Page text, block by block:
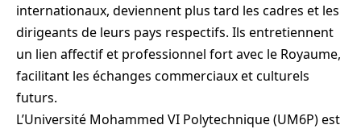
internationaux, deviennent plus tard les cadres et les
dirigeants de leurs pays respectifs. Ils entretiennent
un lien affectif et professionnel fort avec le Royaume,
facilitant les échanges commerciaux et culturels
futurs.
L’Université Mohammed VI Polytechnique (UM6P) est